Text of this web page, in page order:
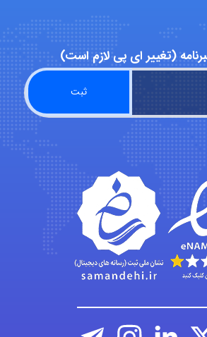
Alirez0990
hosein abdolvand
Kati
emami
(تغییر ای پی لازم است)